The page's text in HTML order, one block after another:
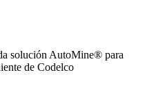
solución AutoMine® para
de Codelco